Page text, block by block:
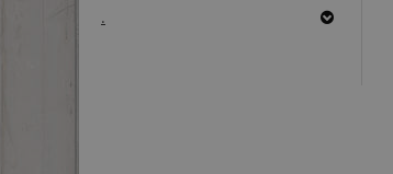
.